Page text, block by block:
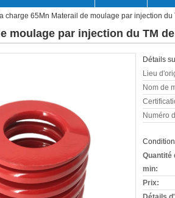
charge 65Mn Materail de moulage par injection du
moulage par injection du TM
Détails
Lieu
Nom de
Numéro
Quantité
min:
Prix: